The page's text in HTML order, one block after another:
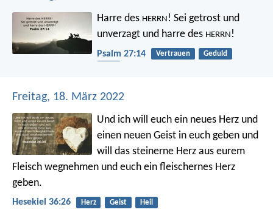
Harre des HERRN ! Sei getrost und
unverzagt und harre des HERRN !
Psalm 27:14 Vertrauen
Geduld
Freitag, 18. März 2022
Und ich will euch ein neues Herz und
einen neuen Geist in euch geben und
will das steinerne Herz aus eurem
Fleisch wegnehmen und euch ein fleischernes Herz
geben.
Hesekiel 36:26 Herz Geist Heil